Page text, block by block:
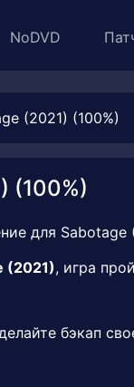
NoDVD
(2021) (100%)
(100%)
(2021), игра
бэкап